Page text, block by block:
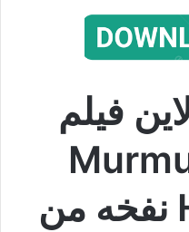
فيلم
نفخه من